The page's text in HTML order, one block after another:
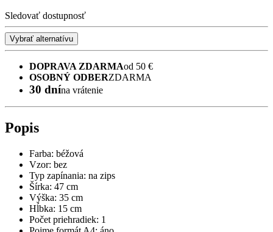
Sledovať dostupnosť
Vybrať alternatívu
DOPRAVA ZDARMAod 50 €
OSOBNÝ ODBERZDARMA
30 dnína vrátenie
Popis
Farba: béžová
Vzor: bez
Typ zapínania: na zips
Šírka: 47 cm
Výška: 35 cm
Hĺbka: 15 cm
Počet priehradiek: 1